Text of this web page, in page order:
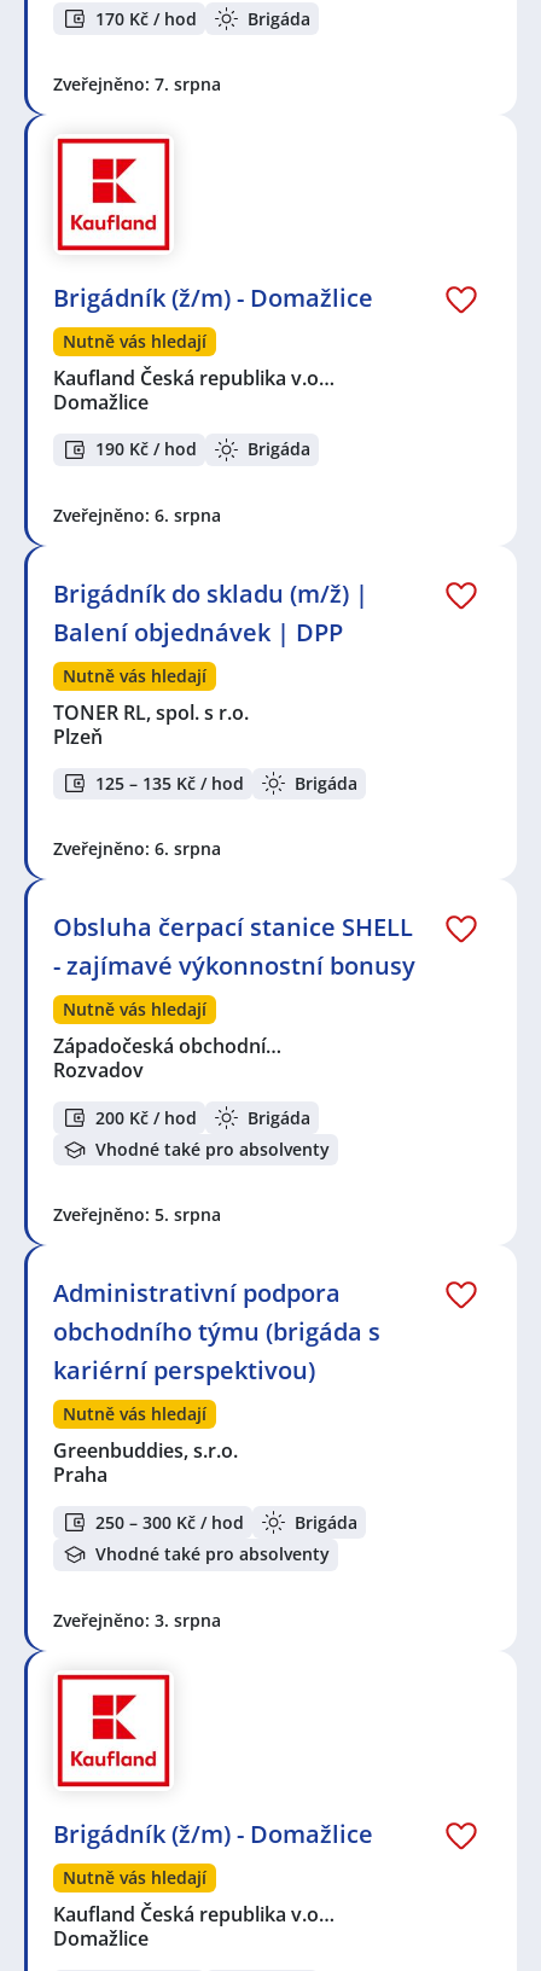
170 Kč / hod Brigáda
Zveřejněno: 7. srpna
Brigádník (ž/m) - Domažlice
Nutně vás hledají
Kaufland Česká republika v.o…
Domažlice
190 Kč / hod Brigáda
Zveřejněno: 6. srpna
Brigádník do skladu (m/ž) |
Balení objednávek | DPP
Nutně vás hledají
TONER RL, spol. s r.o.
Plzeň
125 – 135 Kč / hod Brigáda
Zveřejněno: 6. srpna
Obsluha čerpací stanice SHELL
- zajímavé výkonnostní bonusy
Nutně vás hledají
Západočeská obchodní…
Rozvadov
200 Kč / hod
Brigáda
Vhodné také pro absolventy
Zveřejněno: 5. srpna
Administrativní podpora
obchodního týmu (brigáda s
kariérní perspektivou)
Nutně vás hledají
Greenbuddies, s.r.o.
Praha
250 – 300 Kč / hod
Brigáda
Vhodné také pro absolventy
Zveřejněno: 3. srpna
Brigádník (ž/m) - Domažlice
Nutně vás hledají
Kaufland Česká republika v.o…
Domažlice